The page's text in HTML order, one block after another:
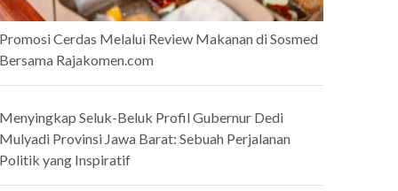
Cerdas Melalui Review Makanan di Sosmed
Rajakomen.com
Seluk-Beluk Profil Gubernur Dedi
Provinsi Jawa Barat: Sebuah Perjalanan
yang Inspiratif